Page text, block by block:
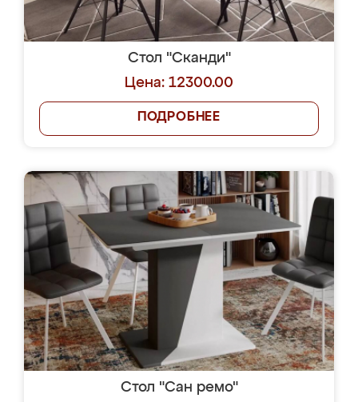
Стол "Сканди"
Цена: 12300.00
ПОДРОБНЕЕ
Стол "Сан ремо"